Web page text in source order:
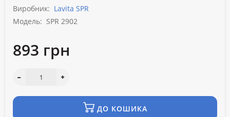
Виробник: Lavita SPR
Модель: SPR 2902
893 грн
ДО КОШИКА